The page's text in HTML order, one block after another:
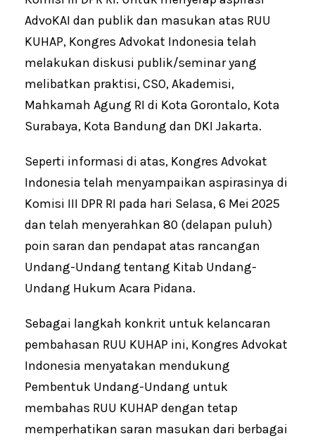
AdvoKAI dan publik dan masukan atas RUU
KUHAP, Kongres Advokat Indonesia telah
melakukan diskusi publik/seminar yang
melibatkan praktisi, CSO, Akademisi,
Mahkamah Agung RI di Kota Gorontalo, Kota
Surabaya, Kota Bandung dan DKI Jakarta.
Seperti informasi di atas, Kongres Advokat
Indonesia telah menyampaikan aspirasinya di
Komisi III DPR RI pada hari Selasa, 6 Mei 2025
dan telah menyerahkan 80 (delapan puluh)
poin saran dan pendapat atas rancangan
Undang-Undang tentang Kitab Undang-
Undang Hukum Acara Pidana.
Sebagai langkah konkrit untuk kelancaran
pembahasan RUU KUHAP ini, Kongres Advokat
Indonesia menyatakan mendukung
Pembentuk Undang-Undang untuk
membahas RUU KUHAP dengan tetap
memperhatikan saran masukan dari berbagai